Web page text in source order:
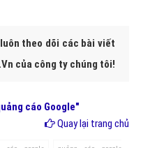
theo dõi các bài viết
của công ty chúng tôi!
cáo Google"
Quay lại trang chủ